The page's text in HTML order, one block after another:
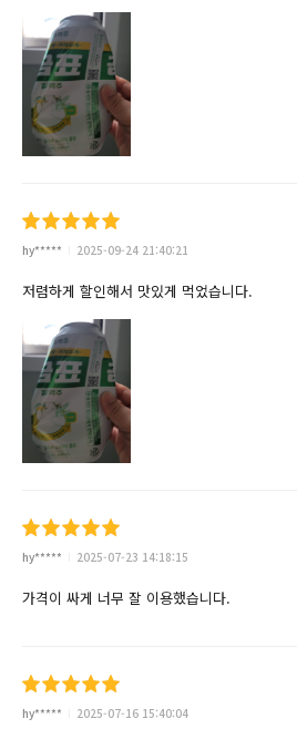
hy***** 2025-09-24 21:40:21
저렴하게 할인해서 맛있게 먹었습니다.
hy***** 2025-07-23 14:18:15
가격이 싸게 너무 잘 이용했습니다.
hy***** 2025-07-16 15:40:04